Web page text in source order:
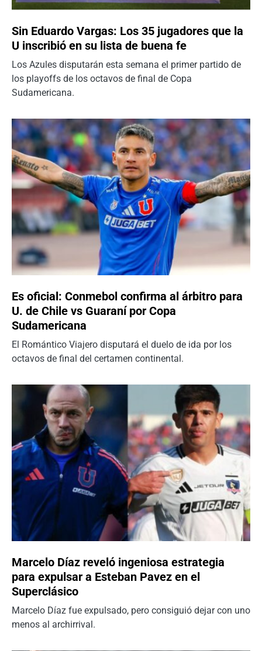
Sin Eduardo Vargas: Los 35 jugadores que la
U inscribió en su lista de buena fe
Los Azules disputarán esta semana el primer partido de
los playoffs de los octavos de final de Copa
Sudamericana.
Es oficial: Conmebol confirma al árbitro para
U. de Chile vs Guaraní por Copa
Sudamericana
El Romántico Viajero disputará el duelo de ida por los
octavos de final del certamen continental.
Marcelo Díaz reveló ingeniosa estrategia
para expulsar a Esteban Pavez en el
Superclásico
Marcelo Díaz fue expulsado, pero consiguió dejar con uno
menos al archirrival.